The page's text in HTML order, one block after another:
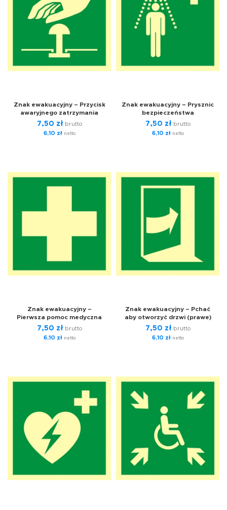
Znak ewakuacyjny – Przycisk
awaryjnego zatrzymania
7,50 zł brutto
6,10 złnetto
Znak ewakuacyjny – Prysznic
bezpieczeństwa
7,50 zł brutto
6,10 złnetto
Znak ewakuacyjny –
Pierwsza pomoc medyczna
7,50 zł brutto
6,10 złnetto
Znak ewakuacyjny – Pchać
aby otworzyć drzwi (prawe)
7,50 zł brutto
6,10 złnetto